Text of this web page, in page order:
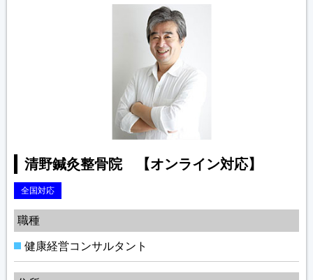
清野鍼灸整骨院 【オンライン対応】
全国対応
職種
健康経営コンサルタント